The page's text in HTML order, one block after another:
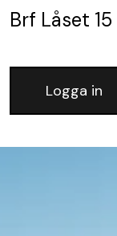
Brf Låset 15
Logga in